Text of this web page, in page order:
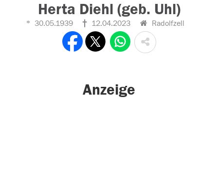
Herta Diehl (geb. Uhl)
30.05.1939 12.04.2023 Radolfzell
Anzeige